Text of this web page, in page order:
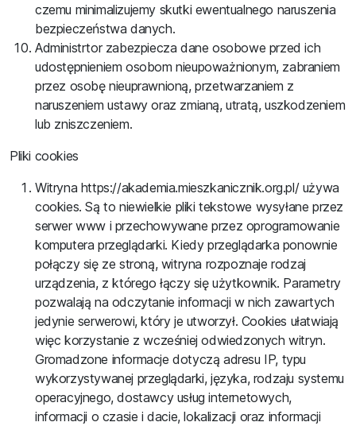
czemu minimalizujemy skutki ewentualnego naruszenia
bezpieczeństwa danych.
Administrtor zabezpiecza dane osobowe przed ich
udostępnieniem osobom nieupoważnionym, zabraniem
przez osobę nieuprawnioną, przetwarzaniem z
naruszeniem ustawy oraz zmianą, utratą, uszkodzeniem
lub zniszczeniem.
Pliki cookies
Witryna https://akademia.mieszkanicznik.org.pl/ używa
cookies. Są to niewielkie pliki tekstowe wysyłane przez
serwer www i przechowywane przez oprogramowanie
komputera przeglądarki. Kiedy przeglądarka ponownie
połączy się ze stroną, witryna rozpoznaje rodzaj
urządzenia, z którego łączy się użytkownik. Parametry
pozwalają na odczytanie informacji w nich zawartych
jedynie serwerowi, który je utworzył. Cookies ułatwiają
więc korzystanie z wcześniej odwiedzonych witryn.
Gromadzone informacje dotyczą adresu IP, typu
wykorzystywanej przeglądarki, języka, rodzaju systemu
operacyjnego, dostawcy usług internetowych,
informacji o czasie i dacie, lokalizacji oraz informacji